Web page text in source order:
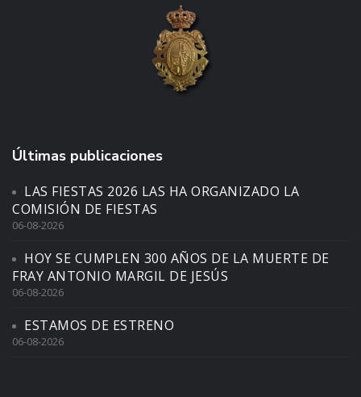
Últimas publicaciones
LAS FIESTAS 2026 LAS HA ORGANIZADO LA
COMISIÓN DE FIESTAS
06-08-2026
HOY SE CUMPLEN 300 AÑOS DE LA MUERTE DE
FRAY ANTONIO MARGIL DE JESÚS
06-08-2026
ESTAMOS DE ESTRENO
06-08-2026